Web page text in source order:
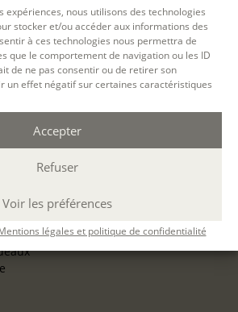
expériences, nous utilisons des technologies
stocker et/ou accéder aux informations des
à ces technologies nous permettra de
que le comportement de navigation ou les ID
de ne pas consentir ou de retirer son
un effet négatif sur certaines caractéristiques
Accepter
Refuser
Voir les préférences
légales et politique de confidentialité
auteurs